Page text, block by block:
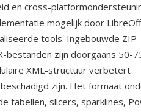
en cross-
mogelijk door
tools. Ingebouwde ZIP-
bestanden zijn doorgaans 50-
XML-structuur verbetert
zijn. Het formaat
tabellen, slicers, sparklines,